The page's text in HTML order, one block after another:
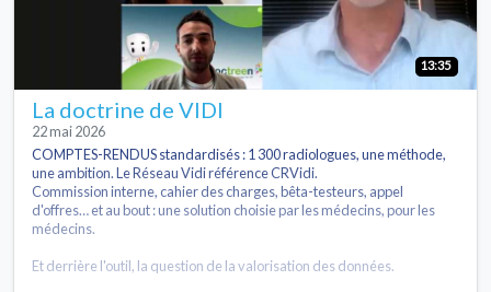
13:35
La doctrine de VIDI
22 mai 2026
COMPTES-RENDUS standardisés : 1 300 radiologues, une méthode,
une ambition. Le Réseau Vidi référence CRVidi.
Commission interne, cahier des charges, bêta-testeurs, appel
d'offres… et au bout : une solution choisie par les médecins, pour les
médecins.
Et derrière l'outil, la question de la valorisation des données.